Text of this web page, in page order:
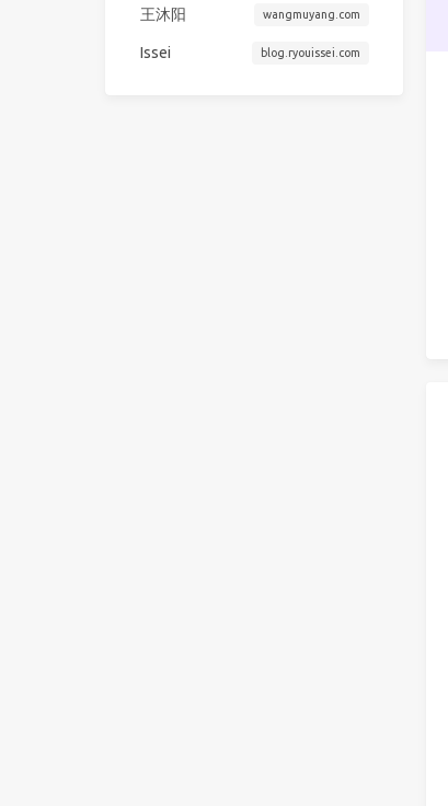
王沐阳 wangmuyang.com
Issei blog.ryouissei.com